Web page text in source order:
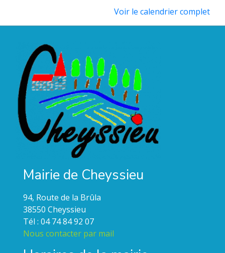
Voir le calendrier complet
Mairie de Cheyssieu
94, Route de la Brûla
38550 Cheyssieu
Tél : 04 74 84 92 07
Nous contacter par mail